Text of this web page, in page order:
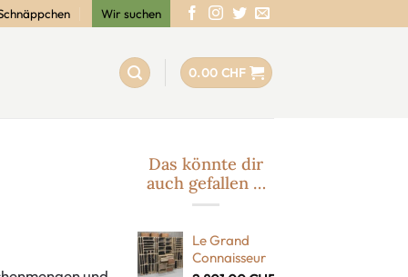
Wir suchen
0.00 CHF
Das könnte dir
auch gefallen …
Le Grand
Connaisseur